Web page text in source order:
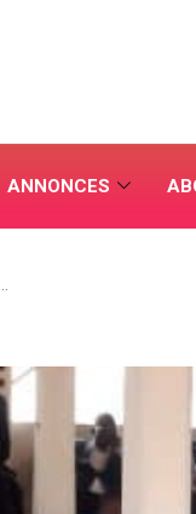
ANNONCES